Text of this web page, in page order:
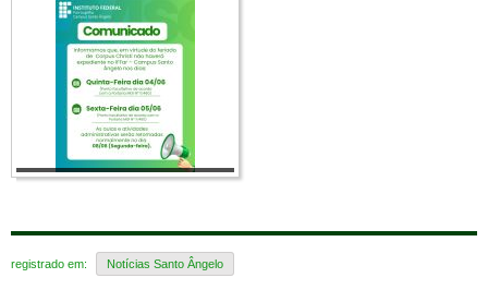
registrado em: Notícias Santo Ângelo